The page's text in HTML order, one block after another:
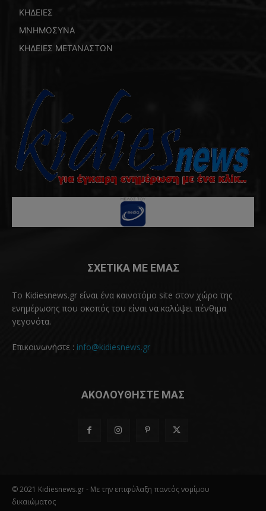
ΚΗΔΕΙΕΣ
ΜΝΗΜΟΣΥΝΑ
ΚΗΔΕΙΕΣ ΜΕΤΑΝΑΣΤΩΝ
ΣΧΕΤΙΚΑ ΜΕ ΕΜΑΣ
Το Kidiesnews.gr είναι ένα καινοτόμο site στον χώρο της
ενημέρωσης που σκοπός του είναι να καλύψει πένθιμα
γεγονότα.
Επικοινωνήστε : info@kidiesnews.gr
ΑΚΟΛΟΥΘΗΣΤΕ ΜΑΣ
© 2021 Kidiesnews.gr - Με την επιφύλαξη παντός νομίμου
δικαιώματος